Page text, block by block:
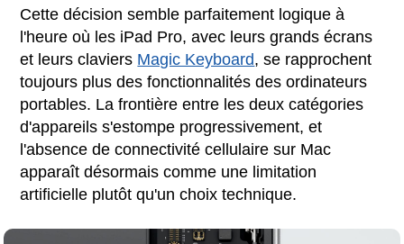
Cette décision semble parfaitement logique à
l'heure où les iPad Pro, avec leurs grands écrans
et leurs claviers Magic Keyboard, se rapprochent
toujours plus des fonctionnalités des ordinateurs
portables. La frontière entre les deux catégories
d'appareils s'estompe progressivement, et
l'absence de connectivité cellulaire sur Mac
apparaît désormais comme une limitation
artificielle plutôt qu'un choix technique.